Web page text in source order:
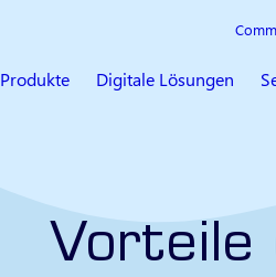
Produkte Digitale Lösungen
Vorteile